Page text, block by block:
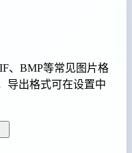
、BMP等常见图片格
导出格式可在设置中